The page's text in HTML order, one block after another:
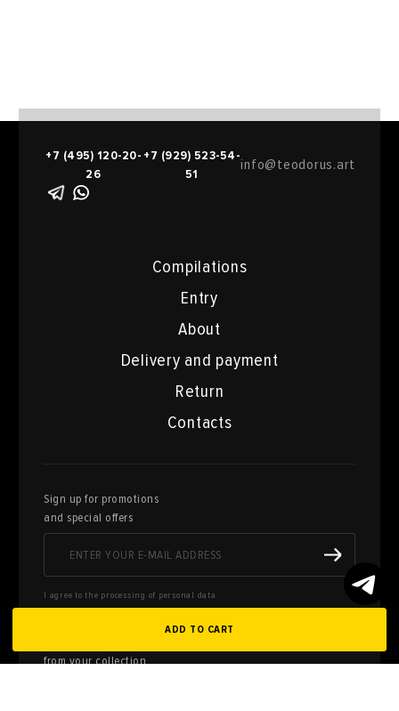
ADD TO CART
Compilations
Entry
About
Delivery and payment
Return
Contacts
+7 (495) 120-20-
26
+7 (929) 523-54-
51
info@teodorus.art
Sign up for promotions
and special offers
I agree to the processing of personal data
from your collection